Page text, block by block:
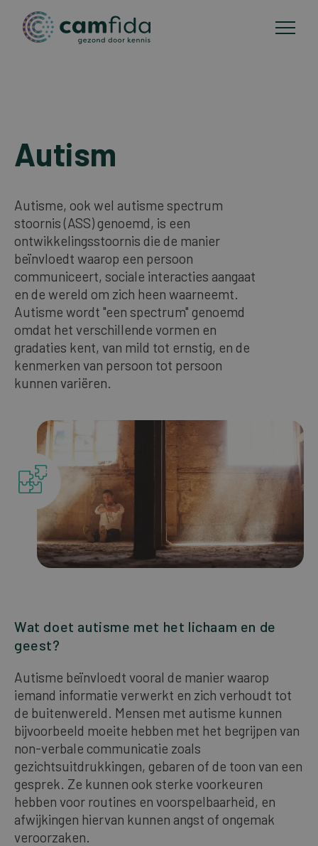
main
Autism
Autisme, ook wel autisme spectrum
stoornis (ASS) genoemd, is een
ontwikkelingsstoornis die de manier
beïnvloedt waarop een persoon
communiceert, sociale interacties aangaat
en de wereld om zich heen waarneemt.
Autisme wordt "een spectrum" genoemd
omdat het verschillende vormen en
gradaties kent, van mild tot ernstig, en de
kenmerken van persoon tot persoon
kunnen variëren.
Wat doet autisme met het lichaam en de
geest?
Autisme beïnvloedt vooral de manier waarop
iemand informatie verwerkt en zich verhoudt tot
de buitenwereld. Mensen met autisme kunnen
bijvoorbeeld moeite hebben met het begrijpen van
non-verbale communicatie zoals
gezichtsuitdrukkingen, gebaren of de toon van een
gesprek. Ze kunnen ook sterke voorkeuren
hebben voor routines en voorspelbaarheid, en
afwijkingen hiervan kunnen angst of ongemak
veroorzaken.
CAM methods
About Camfida
Contact
Our bestsellers